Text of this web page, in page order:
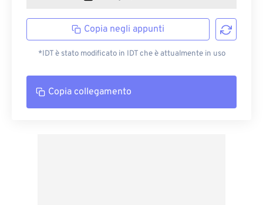
Copia negli appunti
*IDT è stato modificato in IDT che è attualmente in uso
Copia collegamento